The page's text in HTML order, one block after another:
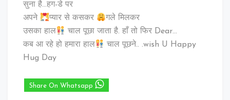
सुना है…हग-डे पर
अपने
प्यार से कसकर
गले मिलकर
उसका हाल
चाल पूछा जाता है. हाँ तो फिर Dear…
कब आ रहे हो हमारा हाल
चाल पूछने.. .wish U Happy
Hug Day
Share On Whatsapp